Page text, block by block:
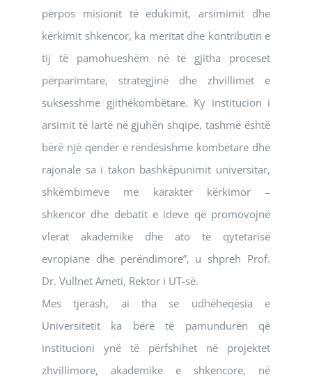
përpos misionit të edukimit, arsimimit dhe
kërkimit shkencor, ka meritat dhe kontributin e
tij të pamohueshëm në të gjitha proceset
përparimtare, strategjinë dhe zhvillimet e
suksesshme gjithëkombëtare. Ky institucion i
arsimit të lartë në gjuhën shqipe, tashmë është
bërë një qendër e rëndësishme kombëtare dhe
rajonale sa i takon bashkëpunimit universitar,
shkëmbimeve me karakter kërkimor –
shkencor dhe debatit e ideve që promovojnë
vlerat akademike dhe ato të qytetarisë
evropiane dhe perëndimore”, u shpreh Prof.
Dr. Vullnet Ameti, Rektor i UT-së.
Mes tjerash, ai tha se udhëheqësia e
Universitetit ka bërë të pamundurën që
institucioni ynë të përfshihet në projektet
zhvillimore, akademike e shkencore, në